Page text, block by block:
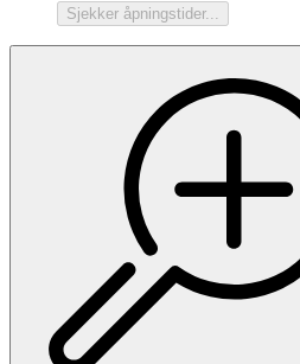
Sjekker åpningstider...